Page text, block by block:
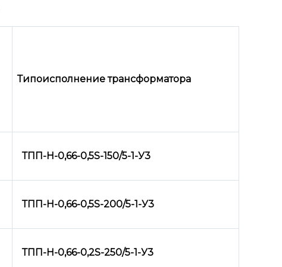
Типоисполнение трансформатора
ТПП-Н-0,66-0,5S-150/5-1-У3
ТПП-Н-0,66-0,5S-200/5-1-У3
ТПП-Н-0,66-0,2S-250/5-1-У3